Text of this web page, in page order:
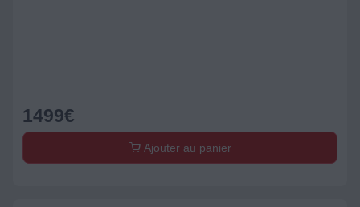
1499€
Ajouter au panier